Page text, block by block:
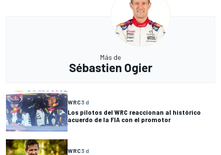
Más de
Sébastien Ogier
WRC3 d
Los pilotos del WRC reaccionan al histórico
acuerdo de la FIA con el promotor
WRC3 d